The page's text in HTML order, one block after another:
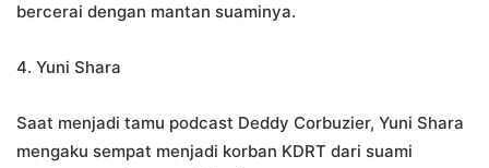
bercerai dengan mantan suaminya.
4. Yuni Shara
Saat menjadi tamu podcast Deddy Corbuzier, Yuni Shara
mengaku sempat menjadi korban KDRT dari suami